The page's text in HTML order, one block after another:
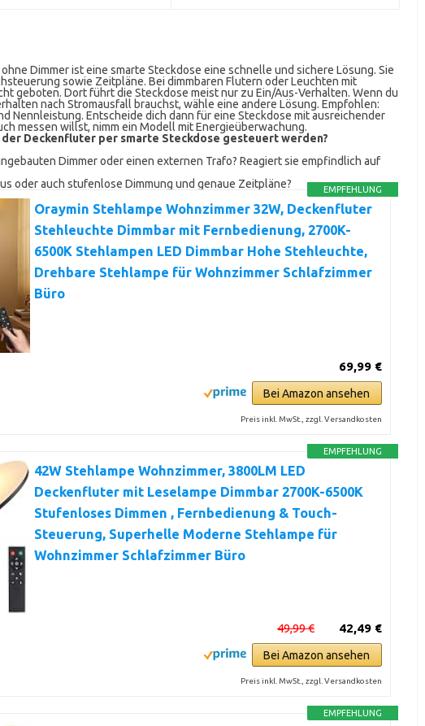
Dimmer ist eine smarte Steckdose eine schnelle und sichere Lösung. Sie
sowie Zeitpläne. Bei dimmbaren Flutern oder Leuchten mit
geboten. Dort führt die Steckdose meist nur zu Ein/Aus-Verhalten. Wenn du
nach Stromausfall brauchst, wähle eine andere Lösung. Empfohlen:
Nennleistung. Entscheide dich dann für eine Steckdose mit ausreichender
messen willst, nimm ein Modell mit Energieüberwachung.
Deckenfluter per smarte Steckdose gesteuert werden?
Dimmer oder einen externen Trafo? Reagiert sie empfindlich auf
oder auch stufenlose Dimmung und genaue Zeitpläne?
EMPFEHLUNG
Oraymin Stehlampe Wohnzimmer 32W, Deckenfluter
Stehleuchte Dimmbar mit Fernbedienung, 2700K-
6500K Stehlampen LED Dimmbar Hohe Stehleuchte,
Drehbare Stehlampe für Wohnzimmer Schlafzimmer
Büro
69,99 €
Bei Amazon ansehen
Preis inkl. MwSt., zzgl. Versandkosten
EMPFEHLUNG
42W Stehlampe Wohnzimmer, 3800LM LED
Deckenfluter mit Leselampe Dimmbar 2700K-6500K
Stufenloses Dimmen , Fernbedienung & Touch-
Steuerung, Superhelle Moderne Stehlampe für
Wohnzimmer Schlafzimmer Büro
42,49 €
49,99 €
Bei Amazon ansehen
Preis inkl. MwSt., zzgl. Versandkosten
EMPFEHLUNG